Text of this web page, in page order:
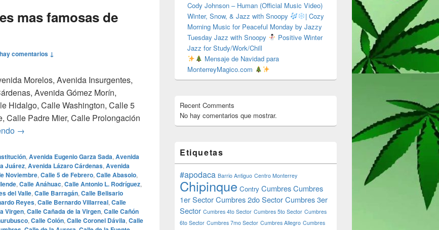
mas famosas de
comentarios ↓
Morelos, Avenida Insurgentes,
Avenida Gómez Morín,
Hidalgo, Calle Washington, Calle 5
Calle Padre Mier, Calle Prolongación
¿Cuales son las calles mas famosas de Monterrey?
→
, Avenida Eugenio Garza Sada, Avenida
Juárez, Avenida Lázaro Cárdenas, Avenida
Noviembre, Calle 5 de Febrero, Calle Abasolo,
, Calle Anáhuac, Calle Antonio L. Rodríguez,
del Valle, Calle Barragán, Calle Belisario
Reyes, Calle Bernardo Villarreal, Calle
Virgen, Calle Cañada de la Virgen, Calle Cañón
, Calle Colón, Calle Coronel Dávila, Calle
Cody Johnson – Human (Official Music Video)
Winter, Snow, & Jazz with Snoopy
| Cozy
Morning Music for Peaceful Monday by Jazzy
Tuesday Jazz with Snoopy
Positive Winter
Jazz for Study/Work/Chill
Mensaje de Navidad para
MonterreyMagico.com
Recent Comments
No hay comentarios que mostrar.
Etiquetas
#apodaca Barrio Antiguo Centro Monterrey
Chipinque Contry CumbresCumbres
1er SectorCumbres 2do SectorCumbres 3er
Sector Cumbres 4to Sector Cumbres 5to Sector Cumbres
6to Sector Cumbres 7mo Sector Cumbres Allegro Cumbres